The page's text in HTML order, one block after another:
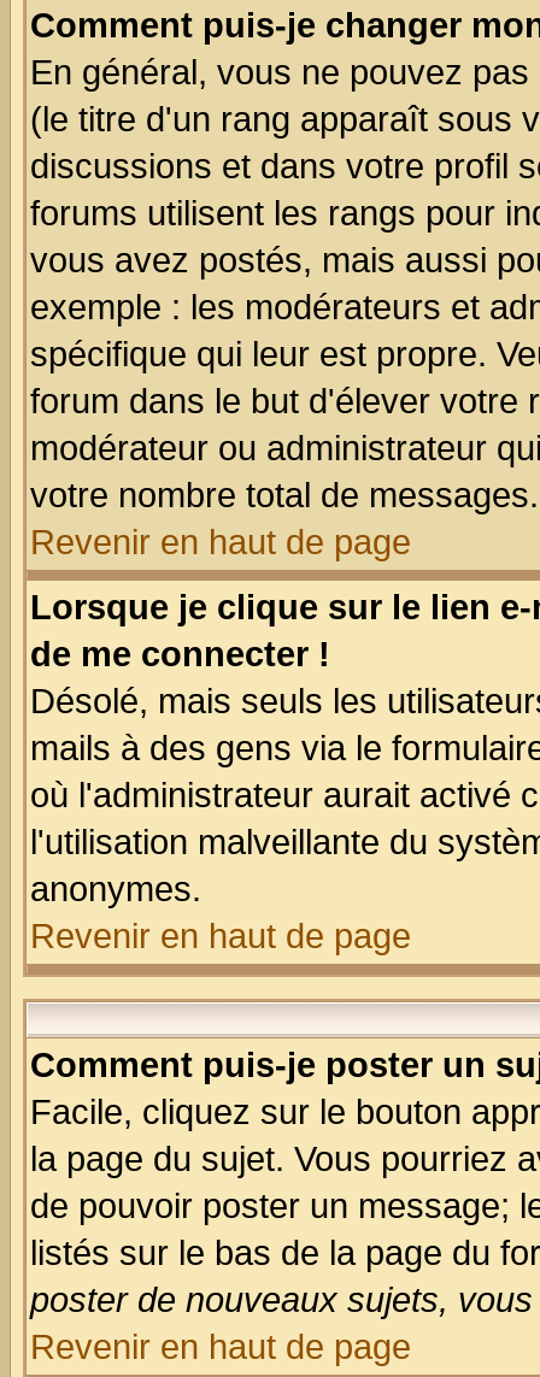
Comment puis-je changer
En général, vous ne pouvez
(le titre d'un rang apparaît sous
discussions et dans votre profil
forums utilisent les rangs pour
vous avez postés, mais aussi
exemple : les modérateurs et
spécifique qui leur est propre.
forum dans le but d'élever votre
modérateur ou administrateur
votre nombre total de messages.
Revenir en haut de page
Lorsque je clique sur le lien
de me connecter !
Désolé, mais seuls les
mails à des gens via le
où l'administrateur aurait activé
l'utilisation malveillante du
anonymes.
Revenir en haut de page
Comment puis-je poster un
Facile, cliquez sur le bouton
la page du sujet. Vous pourriez
de pouvoir poster un message;
listés sur le bas de la page du
poster de nouveaux sujets,
Revenir en haut de page